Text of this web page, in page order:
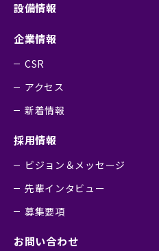
設備情報
企業情報
CSR
アクセス
新着情報
採用情報
ビジョン＆メッセージ
先輩インタビュー
募集要項
お問い合わせ